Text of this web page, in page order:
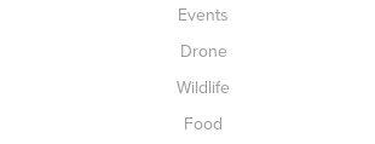
Events
Drone
Wildlife
Food